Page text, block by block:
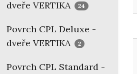
dveře VERTIKA
24
Povrch CPL Deluxe -
dveře VERTIKA
2
Povrch CPL Standard -